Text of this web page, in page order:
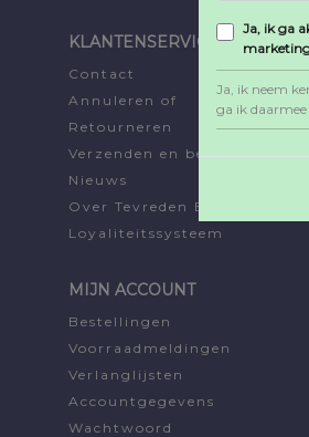
KLANTENSERVICE
Contact
Annuleren of
Retourneren
Verzenden en betalen
Nieuws
Over Tevreden Baby
Loyaliteitssysteem
MIJN ACCOUNT
Bestellingen
Voorraadmeldingen
Verlanglijsten
Accountgegevens
Wachtwoord
Ja, ik ga
Ja, ik neem
ga ik